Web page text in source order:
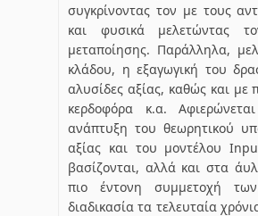
συγκρίνοντας τον με τους
και φυσικά μελετώντας
μεταποίησης. Παράλληλα,
κλάδου, η εξαγωγική του
αλυσίδες αξίας, καθώς και με
κερδοφόρα κ.α.
ανάπτυξη του θεωρητικού
αξίας και του μοντέλου
βασίζονται, αλλά και στα
πιο έντονη συμμετοχή
διαδικασία τα τελευταία